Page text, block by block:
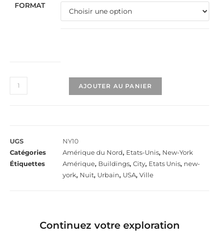
FORMAT
AJOUTER AU PANIER
UGS
NY10
Catégories
Amérique du Nord, Etats-Unis, New-York
Étiquettes
Amérique, Buildings, City, Etats Unis, new-
york, Nuit, Urbain, USA, Ville
Continuez votre exploration